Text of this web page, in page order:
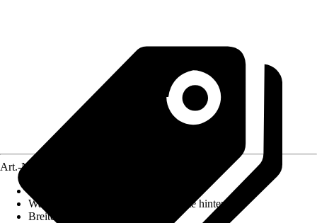
Art.-Nr.
Wasseranschluß
Links, Rechts, Mitte hinten
Breite